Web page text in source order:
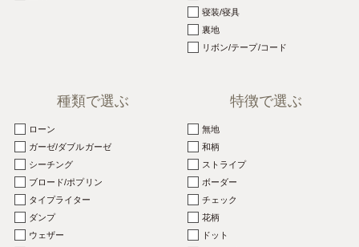
寝装/寝具
裏地
リボン/テープ/コード
種類で選ぶ
ローン
ガーゼ/ダブルガーゼ
シーチング
ブロード/ポプリン
タイプライター
ダンプ
ウェザー
特徴で選ぶ
無地
和柄
ストライプ
ボーダー
チェック
花柄
ドット